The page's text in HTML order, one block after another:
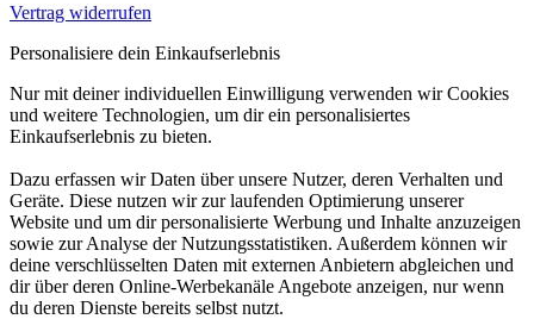
Vertrag widerrufen
Personalisiere dein Einkaufserlebnis
Nur mit deiner individuellen Einwilligung verwenden wir Cookies
und weitere Technologien, um dir ein personalisiertes
Einkaufserlebnis zu bieten.
Dazu erfassen wir Daten über unsere Nutzer, deren Verhalten und
Geräte. Diese nutzen wir zur laufenden Optimierung unserer
Website und um dir personalisierte Werbung und Inhalte anzuzeigen
sowie zur Analyse der Nutzungsstatistiken. Außerdem können wir
deine verschlüsselten Daten mit externen Anbietern abgleichen und
dir über deren Online-Werbekanäle Angebote anzeigen, nur wenn
du deren Dienste bereits selbst nutzt.